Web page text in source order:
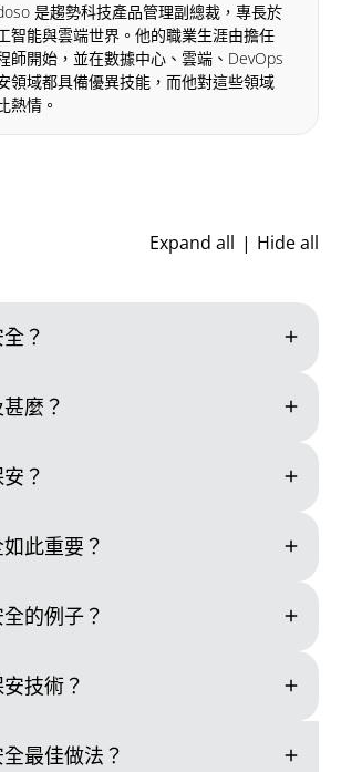
是趨勢科技產品管理副總裁，專長於
智能與雲端世界。他的職業生涯由擔任
師開始，並在數據中心、雲端、DevOps
領域都具備優異技能，而他對這些領域
熱情。
Expand all Hide all
？ add
麼？ add
？ add
此重要？ add
的例子？ add
技術？ add
最佳做法？ add